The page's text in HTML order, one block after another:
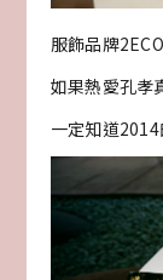
服飾品牌
如果熱愛孔孝
一定知道